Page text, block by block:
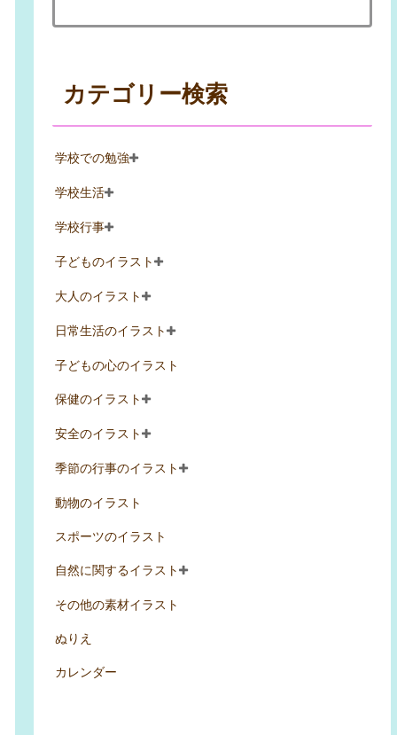
カテゴリー検索
学校での勉強
学校生活
学校行事
子どものイラスト
大人のイラスト
日常生活のイラスト
子どもの心のイラスト
保健のイラスト
安全のイラスト
季節の行事のイラスト
動物のイラスト
スポーツのイラスト
自然に関するイラスト
その他の素材イラスト
ぬりえ
カレンダー